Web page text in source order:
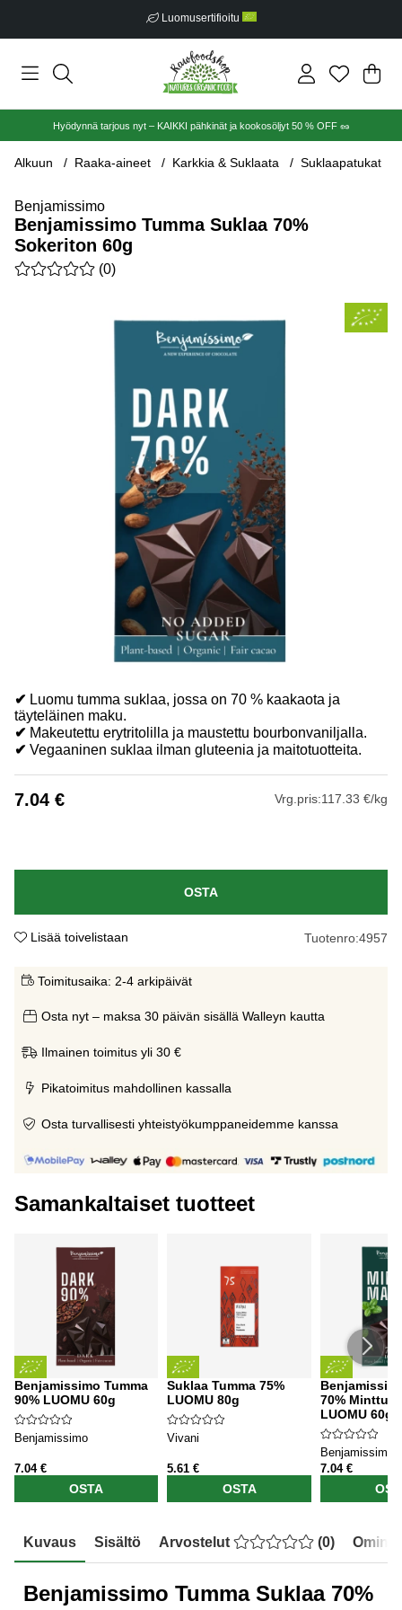
Luomusertifioitu
.
Hyödynnä tarjous nyt – KAIKKI pähkinät ja kookosöljyt 50 % OFF 🥜
Alkuun Raaka-aineet Karkkia & Suklaata Suklaapatukat
Benjamissimo
Benjamissimo Tumma Suklaa 70%
Sokeriton 60g
Keskiarvoluokitus 0 / 5 Arvioiden määrä 0
(0)
Tuotekuvat Benjamissimo Tumma Suklaa 70% Sokeriton 60g
✔ Luomu tumma suklaa, jossa on 70 % kaakaota ja
täyteläinen maku.
✔ Makeutettu erytritolilla ja maustettu bourbonvaniljalla.
✔ Vegaaninen suklaa ilman gluteenia ja maitotuotteita.
7.04 € Vrg.pris:117.33 €/kg
OSTA
Lisää toivelistaan Tuotenro:4957
Toimitusaika: 2-4 arkipäivät
Osta nyt – maksa 30 päivän sisällä Walleyn kautta
Ilmainen toimitus yli 30 €
Pikatoimitus mahdollinen kassalla
Osta turvallisesti yhteistyökumppaneidemme kanssa
Samankaltaiset tuotteet
Benjamissimo Tumma
90% LUOMU 60g
Benjamissimo
7.04 €
OSTA
Suklaa Tumma 75%
LUOMU 80g
Vivani
5.61 €
OSTA
70% Minttu
LUOMU 60g
Benjamissimo
7.04 €
Kuvaus Sisältö Arvostelut (0)
Benjamissimo Tumma Suklaa 70%